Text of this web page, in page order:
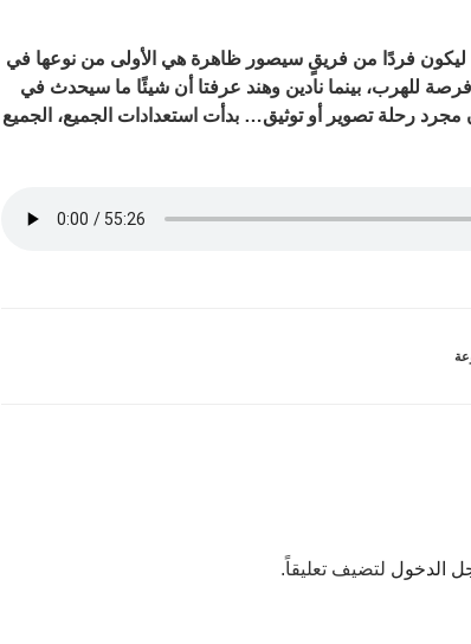
فردًا من فريقٍ سيصور ظاهرة هي الأولى من نوعها في
فرصة للهرب، بينما نادين وهند عرفتا أن شيئًا ما سيحدث في
مجرد رحلة تصوير أو توثيق… بدأت استعدادات الجميع، الجميع
الدخول لتضيف تعليقاً.